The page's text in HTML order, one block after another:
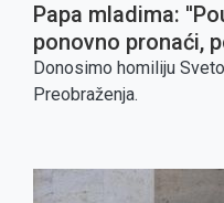
Papa mladima:
ponovno pronaći,
svijet braće i
kojima treba služiti''
Donosimo homiliju
Preobraženja.